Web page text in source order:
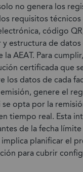
no genera los
requisitos
código
estructura de
la AEAT. Para
certificada que
los datos de cada
genere el
se opta por la
tiempo real. Esta
de la fecha
planificar el
para cubrir